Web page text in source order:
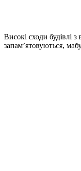
Високі сходи будівлі
запам’ятовуються,